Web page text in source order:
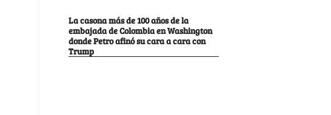
La casona más de 100 años de la
embajada de Colombia en Washington
donde Petro afinó su cara a cara con
Trump